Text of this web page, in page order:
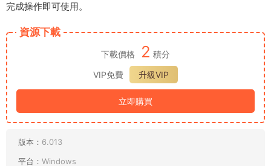
完成操作即可使用。
資源下載
下載價格 2 積分
VIP免費
升級VIP
立即購買
版本： 6.013
平台： Windows